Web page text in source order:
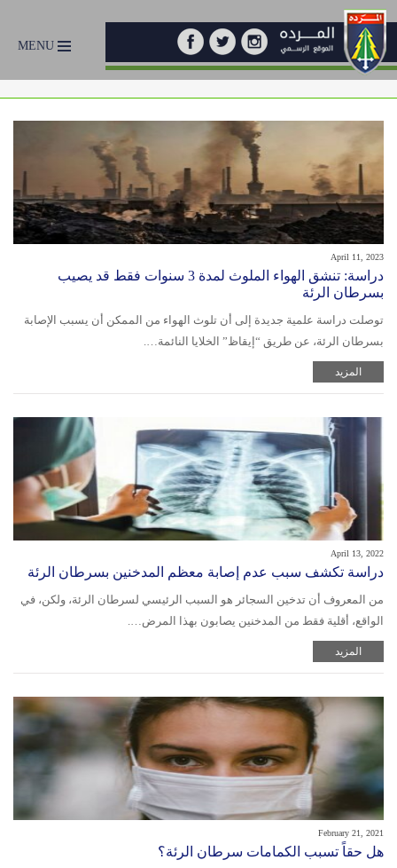
MENU
April 11, 2023
دراسة: تنشق الهواء الملوث لمدة 3 سنوات فقط قد يصيب
بسرطان الرئة
توصلت دراسة علمية جديدة إلى أن تلوث الهواء من الممكن أن يسبب الإصابة
بسرطان الرئة، عن طريق “إيقاظ” الخلايا النائمة….
المزيد
April 13, 2022
دراسة تكشف سبب عدم إصابة معظم المدخنين بسرطان الرئة
من المعروف أن تدخين السجائر هو السبب الرئيسي لسرطان الرئة، ولكن، في
الواقع، أقلية فقط من المدخنين يصابون بهذا المرض….
المزيد
February 21, 2021
هل حقاً تسبب الكمامات سرطان الرئة؟